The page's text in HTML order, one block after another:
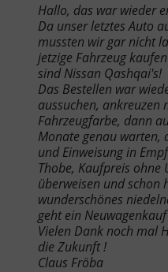
Hallo, das war wieder
Da unser letztes Auto
mussten wir gar nicht
jetzige Fahrzeug
sind Nissan Qashqai's!
Das Bestellen war
aussuchen, ankreuzen
Fahrzeugfarbe, dann
Monate genau warten,
und Einweisung in
Thobe, Kaufpreis ohne
überweisen und schon
wunderschönes
geht ein
Vielen Dank noch mal
die Zukunft !
Claus Fröba